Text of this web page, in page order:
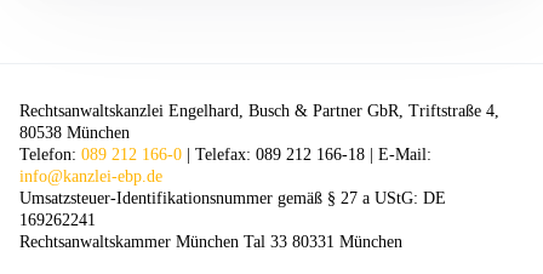
Rechtsanwaltskanzlei Engelhard, Busch & Partner GbR, Triftstraße 4,
80538 München
Telefon: 089 212 166-0 | Telefax: 089 212 166-18 | E-Mail:
info@kanzlei-ebp.de
Umsatzsteuer-Identifikationsnummer gemäß § 27 a UStG: DE
169262241
Rechtsanwaltskammer München Tal 33 80331 München